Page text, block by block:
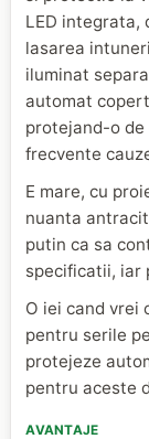
LED integrata,
lasarea
iluminat
automat
protejand-o
frecvente
E mare, cu
nuanta
putin ca sa
specificatii, iar
O iei cand vrei
pentru serile
protejeze
pentru aceste
AVANTAJE